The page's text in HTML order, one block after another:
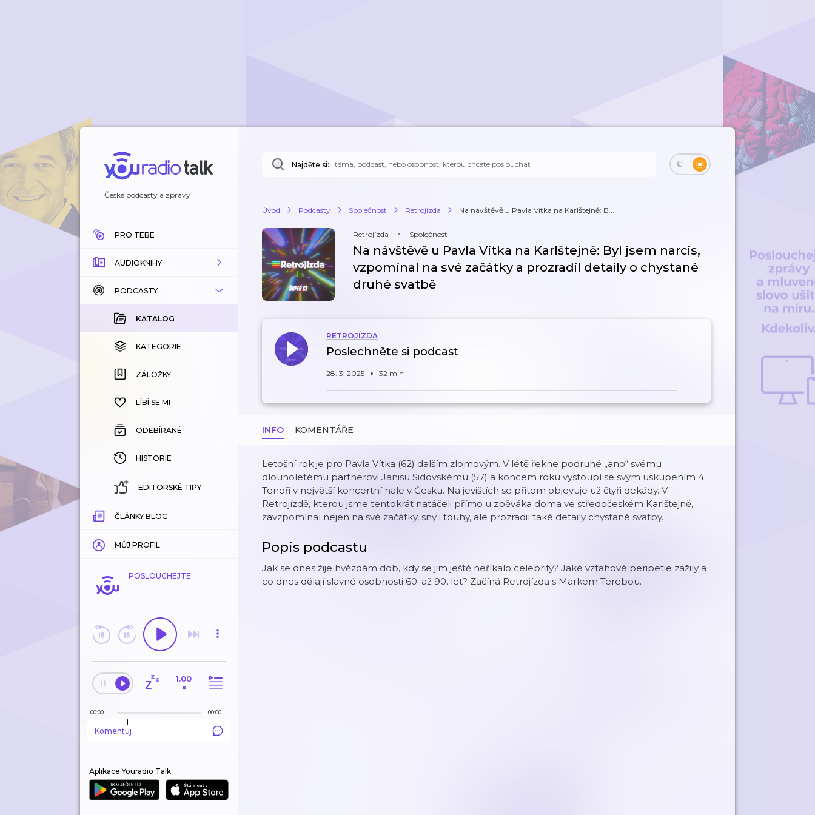
České podcasty a zprávy
PRO TEBE
AUDIOKNIHY
KATALOG
KOUPENÉ
KATEGORIE
ZÁLOŽKY
HISTORIE
PODCASTY
KATALOG
KATEGORIE
ZÁLOŽKY
LÍBÍ SE MI
ODEBÍRANÉ
HISTORIE
EDITORSKÉ TIPY
ČLÁNKY BLOG
MŮJ PROFIL
POSLOUCHEJTE
1.00
×
00:00 00:00
Komentuj
Aplikace Youradio Talk
Najděte si:
Úvod Podcasty Společnost Retrojízda Na návštěvě u Pavla Vítka na Karlštejně: B...
Retrojízda Společnost
Na návštěvě u Pavla Vítka na Karlštejně: Byl jsem narcis,
vzpomínal na své začátky a prozradil detaily o chystané
druhé svatbě
RETROJÍZDA
Poslechněte si podcast
28. 3. 2025 32 min
INFO KOMENTÁŘE
Letošní rok je pro Pavla Vítka (62) dalším zlomovým. V létě řekne podruhé „ano“ svému
dlouholetému partnerovi Janisu Sidovskému (57) a koncem roku vystoupí se svým uskupením 4
Tenoři v největší koncertní hale v Česku. Na jevištích se přitom objevuje už čtyři dekády. V
Retrojízdě, kterou jsme tentokrát natáčeli přímo u zpěváka doma ve středočeském Karlštejně,
zavzpomínal nejen na své začátky, sny i touhy, ale prozradil také detaily chystané svatby.
Popis podcastu
Jak se dnes žije hvězdám dob, kdy se jim ještě neříkalo celebrity? Jaké vztahové peripetie zažily a
co dnes dělají slavné osobnosti 60. až 90. let? Začíná Retrojízda s Markem Terebou.